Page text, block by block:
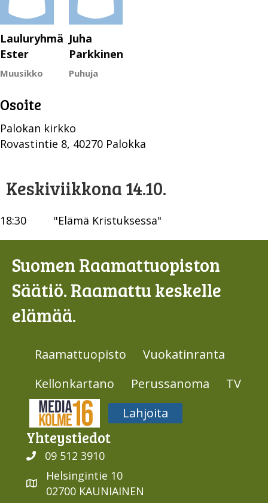
Lauluryhmä
Ester
Muusikko
Juha
Parkkinen
Puhuja
Osoite
Palokan kirkko
Rovastintie 8, 40270 Palokka
Keskiviikkona 14.10.
18:30 "Elämä Kristuksessa"
Suomen Raamattuopiston
Säätiö. Raamattu keskelle
elämää.
Raamattuopisto
Vuokatinranta
Kellonkartano
Perussanoma
TV
Media316
Lahjoita
Yhteys­tiedot
09 512 3910
Helsingintie 10
02700 KAUNIAINEN